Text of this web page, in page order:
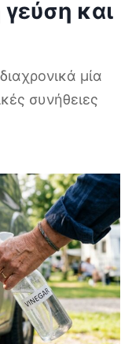
και
μία
συνήθειες